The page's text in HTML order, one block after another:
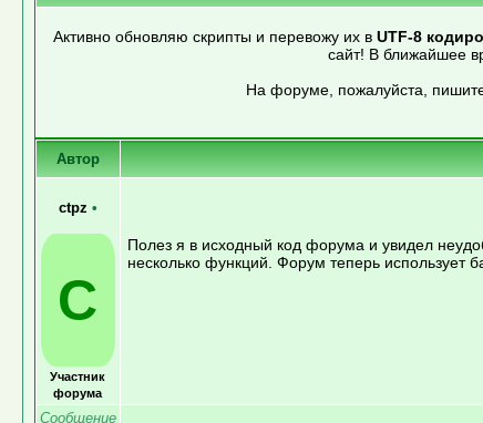
Активно обновляю скрипты и перевожу их в UTF-8
сайт! В ближайшее
На форуме, пожалуйста,
Автор
ctpz •
C
Участник
форума
Полез я в исходный код форума и увидел
несколько функций. Форум теперь использует
Сообщение